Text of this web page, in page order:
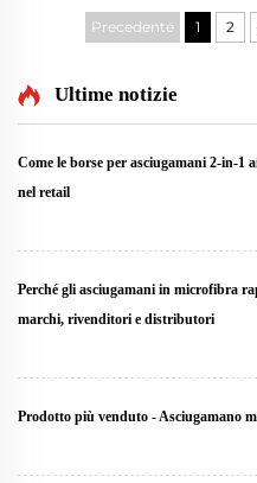
rivenditori specializzati in
Precedente 1 2
Ultime notizie
Come le borse per asciugamani 2-in-1
nel retail
Perché gli asciugamani in microfibra
marchi, rivenditori e distributori
Prodotto più venduto - Asciugamano